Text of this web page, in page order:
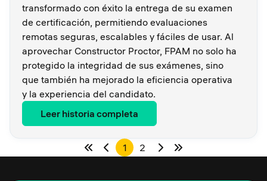
transformado con éxito la entrega de su examen
de certificación, permitiendo evaluaciones
remotas seguras, escalables y fáciles de usar. Al
aprovechar Constructor Proctor, FPAM no solo ha
protegido la integridad de sus exámenes, sino
que también ha mejorado la eficiencia operativa
y la experiencia del candidato.
Leer historia completa
1 2